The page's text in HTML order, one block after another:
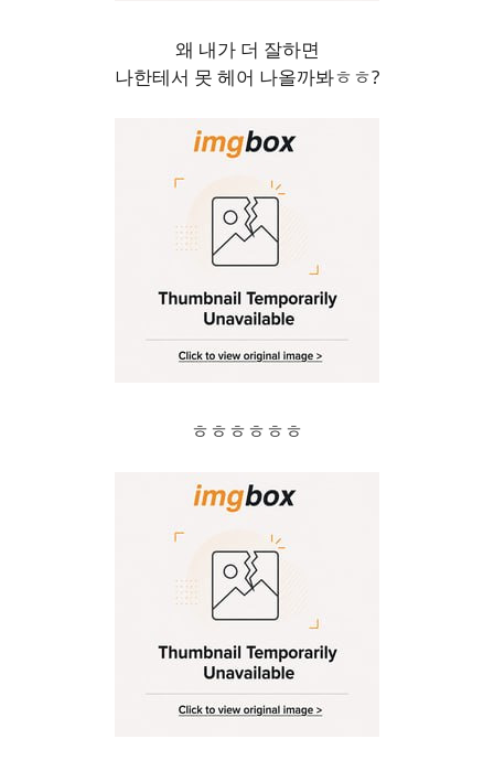
왜 내가 더 잘하면
나한테서 못 헤어 나올까봐ㅎㅎ?
ㅎㅎㅎㅎㅎㅎ